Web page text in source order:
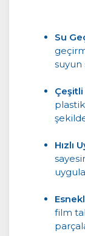
Su
suyun
Hızlı
film